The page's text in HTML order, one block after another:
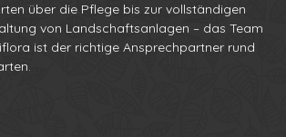
über die Pflege bis zur vollständigen
von Landschaftsanlagen – das Team
ist der richtige Ansprechpartner rund